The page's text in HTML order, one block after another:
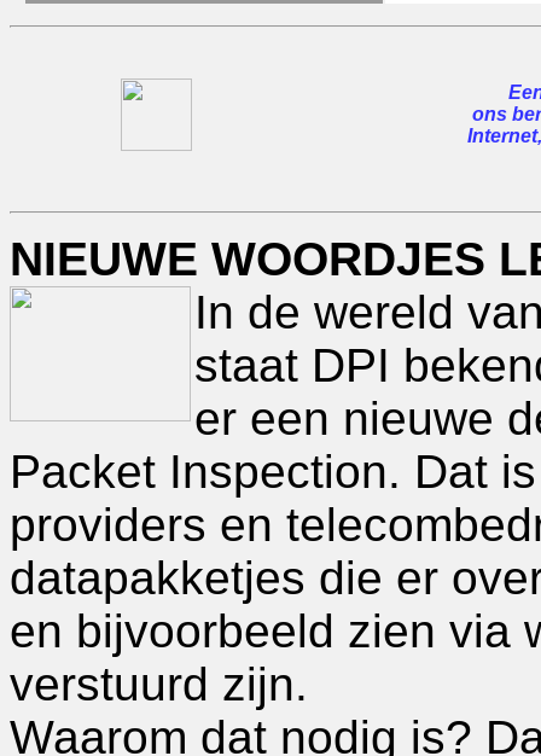
ons
NIEUWE WOORDJES
In de wereld
staat DPI
er een nieuwe
Packet Inspection. Dat
providers en
datapakketjes die er
en bijvoorbeeld zien via
verstuurd zijn.
Waarom dat nodig is?